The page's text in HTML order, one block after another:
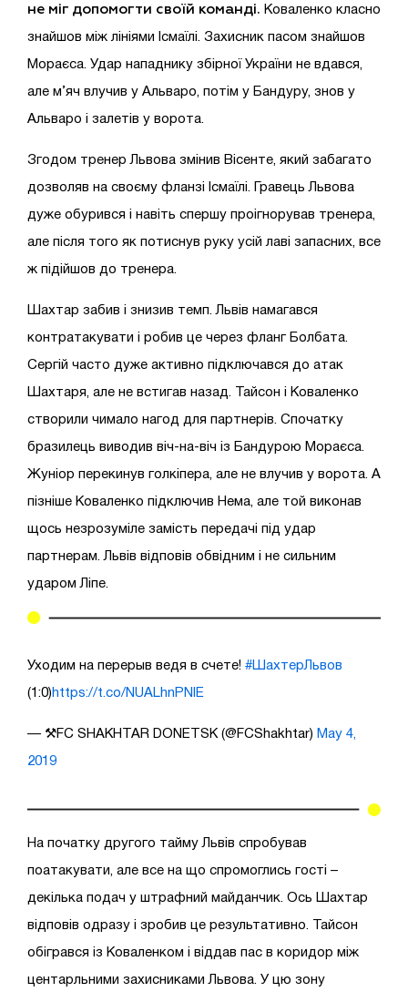
не міг допомогти своїй команді. Коваленко класно
знайшов між лініями Ісмаїлі. Захисник пасом знайшов
Мораєса. Удар нападнику збірної України не вдався,
але м’яч влучив у Альваро, потім у Бандуру, знов у
Альваро і залетів у ворота.
Згодом тренер Львова змінив Вісенте, який забагато
дозволяв на своєму фланзі Ісмаїлі. Гравець Львова
дуже обурився і навіть спершу проігнорував тренера,
але після того як потиснув руку усій лаві запасних, все
ж підійшов до тренера.
Шахтар забив і знизив темп. Львів намагався
контратакувати і робив це через фланг Болбата.
Сергій часто дуже активно підключався до атак
Шахтаря, але не встигав назад. Тайсон і Коваленко
створили чимало нагод для партнерів. Спочатку
бразилець виводив віч-на-віч із Бандурою Мораєса.
Жуніор перекинув голкіпера, але не влучив у ворота. А
пізніше Коваленко підключив Нема, але той виконав
щось незрозуміле замість передачі під удар
партнерам. Львів відповів обвідним і не сильним
ударом Ліпе.
Уходим на перерыв ведя в счете! #ШахтерЛьвов
(1:0) https://t.co/NUALhnPNlE
— ⚒FC SHAKHTAR DONETSK (@FCShakhtar) May 4,
2019
На початку другого тайму Львів спробував
поатакувати, але все на що спромоглись гості –
декілька подач у штрафний майданчик. Ось Шахтар
відповів одразу і зробив це результативно. Тайсон
обігрався із Коваленком і віддав пас в коридор між
центарльними захисниками Львова. У цю зону